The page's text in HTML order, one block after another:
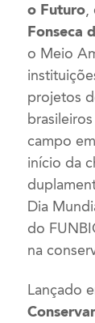
o Futuro,
Fonseca
o Meio
projetos
campo
início da
Dia
do
na
Lançado